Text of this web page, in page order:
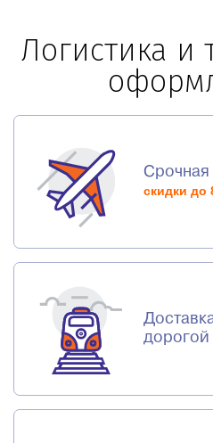
Логистика и
Срочная
скидки до
дорогой